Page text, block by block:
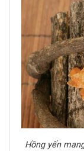
Hồng yến